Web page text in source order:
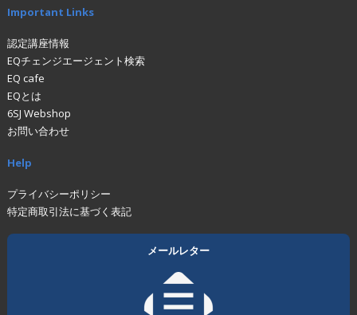
Important Links
認定講座情報
EQチェンジエージェント検索
EQ cafe
EQとは
6SJ Webshop
お問い合わせ
Help
プライバシーポリシー
特定商取引法に基づく表記
メールレター